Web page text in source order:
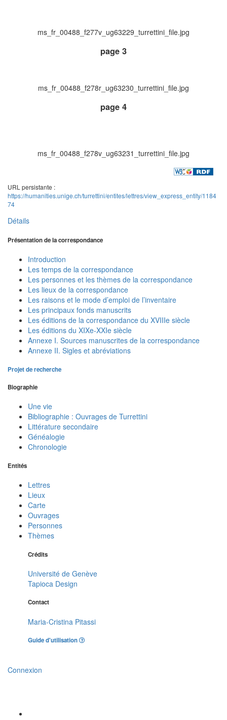
ms_fr_00488_f277v_ug63229_turrettini_file.jpg
page 3
ms_fr_00488_f278r_ug63230_turrettini_file.jpg
page 4
ms_fr_00488_f278v_ug63231_turrettini_file.jpg
URL persistante :
https://humanities.unige.ch/turrettini/entites/lettres/view_express_entity/1184
74
Détails
Présentation de la correspondance
Introduction
Les temps de la correspondance
Les personnes et les thèmes de la correspondance
Les lieux de la correspondance
Les raisons et le mode d’emploi de l’inventaire
Les principaux fonds manuscrits
Les éditions de la correspondance du XVIIIe siècle
Les éditions du XIXe-XXIe siècle
Annexe I. Sources manuscrites de la correspondance
Annexe II. Sigles et abréviations
Projet de recherche
Biographie
Une vie
Bibliographie : Ouvrages de Turrettini
Littérature secondaire
Généalogie
Chronologie
Entités
Lettres
Lieux
Carte
Ouvrages
Personnes
Thèmes
Crédits
Université de Genève
Tapioca Design
Contact
Maria-Cristina Pitassi
Guide d'utilisation
Connexion